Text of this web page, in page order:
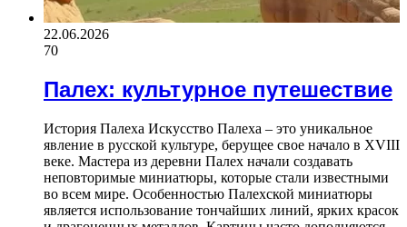
22.06.2026
70
Палех: культурное путешествие
История Палеха Искусство Палеха – это уникальное
явление в русской культуре, берущее свое начало в XVIII
веке. Мастера из деревни Палех начали создавать
неповторимые миниатюры, которые стали известными
во всем мире. Особенностью Палехской миниатюры
является использование тончайших линий, ярких красок